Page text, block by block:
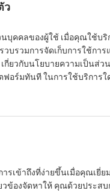
ว
นบุคคลของผู้ใช้ เมื่อคุณใช้
วบรวมการจัดเก็บการใช้ก
ยวกับนโยบายความเป็นส่
อร์มทันที ในการใช้บริการ
รเข้าถึงที่ง่ายขึ้นเมื่อคุณเยี่
ข้องจัดหาให้ คุณด้วยประสบ